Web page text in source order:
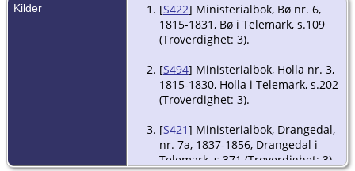
Kilder [S422] Ministerialbok, Bø nr. 6,
1815-1831, Bø i Telemark, s.109
(Troverdighet: 3).
[S494] Ministerialbok, Holla nr. 3,
1815-1830, Holla i Telemark, s.202
(Troverdighet: 3).
[S421] Ministerialbok, Drangedal,
nr. 7a, 1837-1856, Drangedal i
Telemark, s.371 (Troverdighet: 3).